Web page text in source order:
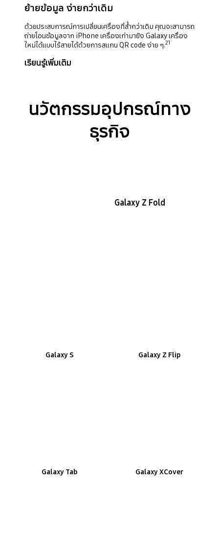
ย้ายข้อมูล ง่ายกว่าเดิม
ด้วยประสบการณ์การเปลี่ยนเครื่องที่ล้ำกว่าเดิม คุณจะสามารถ
ถ่ายโอนข้อมูลจาก iPhone เครื่องเก่ามายัง Galaxy เครื่อง
ใหม่ได้แบบไร้สายได้ด้วยการสแกน QR code ง่าย ๆ.21
เรียนรู้เพิ่มเติม
นวัตกรรมอุปกรณ์ทาง
ธุรกิจ
Galaxy Z Fold
Galaxy S Galaxy Z Flip
Galaxy Tab Galaxy XCover